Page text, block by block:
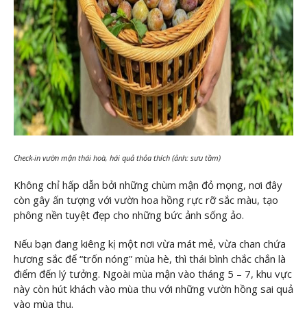
Check-in vườn mận thái hoà, hái quả thỏa thích (ảnh: sưu tầm)
Không chỉ hấp dẫn bởi những chùm mận đỏ mọng, nơi đây
còn gây ấn tượng với vườn hoa hồng rực rỡ sắc màu, tạo
phông nền tuyệt đẹp cho những bức ảnh sống ảo.
Nếu bạn đang kiêng kị một nơi vừa mát mẻ, vừa chan chứa
hương sắc để “trốn nóng” mùa hè, thì thái bình chắc chắn là
điểm đến lý tưởng. Ngoài mùa mận vào tháng 5 – 7, khu vực
này còn hút khách vào mùa thu với những vườn hồng sai quả
vào mùa thu.